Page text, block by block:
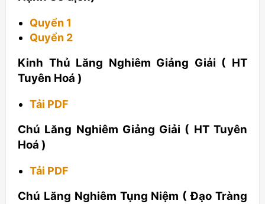
Quyển 1
Quyển 2
Kinh Thủ Lăng Nghiêm Giảng Giải ( HT
Tuyên Hoá )
Tải PDF
Chú Lăng Nghiêm Giảng Giải ( HT Tuyên
Hoá )
Tải PDF
Chú Lăng Nghiêm Tụng Niệm ( Đạo Tràng